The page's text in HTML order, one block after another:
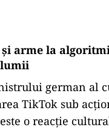
și arme la
german al
TikTok sub
o reacție